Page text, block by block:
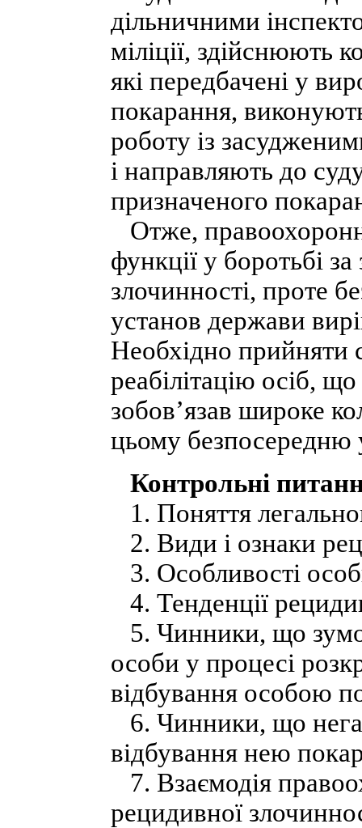
дільничними
міліції, здійснюють
які передбачені у
покарання,
роботу із
і направляють до
призначеного
Отже,
функції у боротьбі
злочинності, проте
установ держави
Необхідно прийняти
реабілітацію осіб,
зобов’язав широке
цьому безпосередню
Контрольні
1. Поняття
2. Види і ознаки
3. Особливості
4. Тенденції
5. Чинники, що
особи у процесі
відбування особою
6. Чинники, що
відбування нею
7. Взаємодія
рецидивної